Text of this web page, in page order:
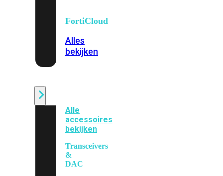
FortiCloud
Alles
bekijken
Alle
accessoires
bekijken
Transceivers
&
DAC